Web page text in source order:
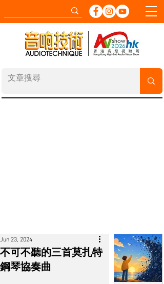
不可不聽的三首莫扎特
鋼琴協奏曲
Jun 23, 2024